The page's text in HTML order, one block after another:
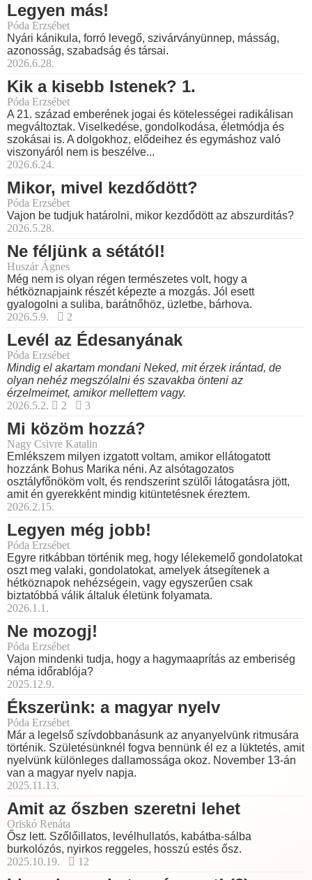
Legyen más!
Póda Erzsébet
Nyári kánikula, forró levegő, szivárványünnep, másság,
azonosság, szabadság és társai.
2026.6.28.
Kik a kisebb Istenek? 1.
Póda Erzsébet
A 21. század emberének jogai és kötelességei radikálisan
megváltoztak. Viselkedése, gondolkodása, életmódja és
szokásai is. A dolgokhoz, elődeihez és egymáshoz való
viszonyáról nem is beszélve...
2026.6.24.
Mikor, mivel kezdődött?
Póda Erzsébet
Vajon be tudjuk határolni, mikor kezdődött az abszurditás?
2026.5.28.
Ne féljünk a sétától!
Huszár Ágnes
Még nem is olyan régen természetes volt, hogy a
hétköznapjaink részét képezte a mozgás. Jól esett
gyalogolni a suliba, barátnőhöz, üzletbe, bárhova.
2026.5.9.
2
Levél az Édesanyának
Póda Erzsébet
Mindig el akartam mondani Neked, mit érzek irántad, de
olyan nehéz megszólalni és szavakba önteni az
érzelmeimet, amikor mellettem vagy.
2026.5.2.
2 3
Mi közöm hozzá?
Nagy Csivre Katalin
Emlékszem milyen izgatott voltam, amikor ellátogatott
hozzánk Bohus Marika néni. Az alsótagozatos
osztályfőnököm volt, és rendszerint szülői látogatásra jött,
amit én gyerekként mindig kitüntetésnek éreztem.
2026.2.15.
Legyen még jobb!
Póda Erzsébet
Egyre ritkábban történik meg, hogy lélekemelő gondolatokat
oszt meg valaki, gondolatokat, amelyek átsegítenek a
hétköznapok nehézségein, vagy egyszerűen csak
biztatóbbá válik általuk életünk folyamata.
2026.1.1.
Ne mozogj!
Póda Erzsébet
Vajon mindenki tudja, hogy a hagymaaprítás az emberiség
néma időrablója?
2025.12.9.
Ékszerünk: a magyar nyelv
Póda Erzsébet
Már a legelső szívdobbanásunk az anyanyelvünk ritmusára
történik. Születésünknél fogva bennünk él ez a lüktetés, amit
nyelvünk különleges dallamossága okoz. November 13-án
van a magyar nyelv napja.
2025.11.13.
Amit az őszben szeretni lehet
Oriskó Renáta
Ősz lett. Szőlőillatos, levélhullatós, kabátba-sálba
burkolózós, nyirkos reggeles, hosszú estés ősz.
2025.10.19.
12